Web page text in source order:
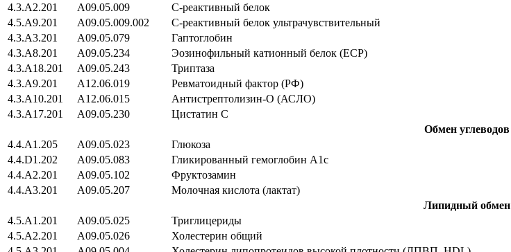
4.3.A2.201
A09.05.009 С-реактивный белок
4.5.A9.201
A09.05.009.002 С-реактивный белок ультрачувствительный
4.3.A3.201
A09.05.079 Гаптоглобин
4.3.A8.201
A09.05.234 Эозинофильный катионный белок (ECP)
4.3.A18.201
A09.05.243 Триптаза
4.3.A9.201
A12.06.019 Ревматоидный фактор (РФ)
4.3.A10.201
A12.06.015 Антистрептолизин-О (АСЛО)
4.3.A17.201
A09.05.230 Цистатин C
Обмен углеводов
4.4.A1.205
A09.05.023 Глюкоза
4.4.D1.202
A09.05.083 Гликированный гемоглобин А1с
4.4.A2.201
A09.05.102 Фруктозамин
4.4.A3.201
A09.05.207 Молочная кислота (лактат)
Липидный обмен
4.5.A1.201
A09.05.025 Триглицериды
4.5.A2.201
A09.05.026 Холестерин общий